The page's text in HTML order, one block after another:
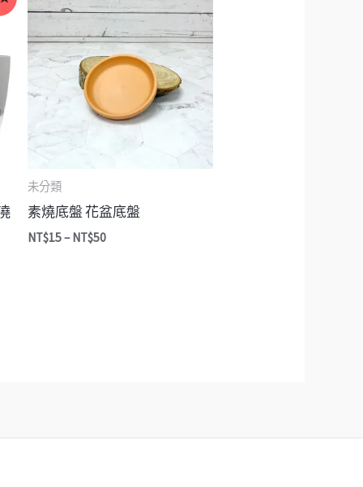
未分類
素燒底盤 花盆底盤
NT$15–NT$50
格
範
圍：
NT$15
到